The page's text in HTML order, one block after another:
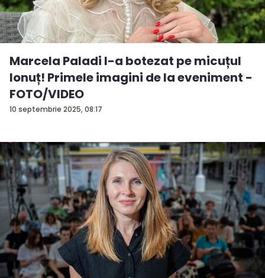
10 septembrie 2025, 08:17
Marcela Paladi l-a botezat pe micuțul
Ionuț! Primele imagini de la eveniment -
FOTO/VIDEO